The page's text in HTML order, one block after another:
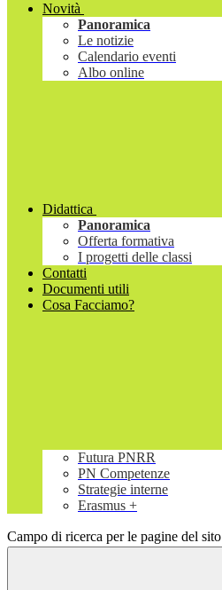
Novità
Panoramica
Le notizie
Calendario eventi
Albo online
Didattica
Panoramica
Offerta formativa
I progetti delle classi
Contatti
Documenti utili
Cosa Facciamo?
Futura PNRR
PN Competenze
Strategie interne
Erasmus +
Campo di ricerca per le pagine del sito